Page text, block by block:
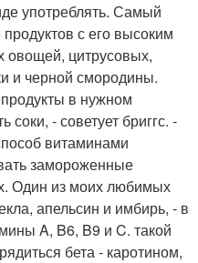
употреблять. Самый
с его высоким
овощей, цитрусовых,
и черной смородины.
в нужном
соки, - советует бриггс. -
витаминами
замороженные
Один из моих любимых
апельсин и имбирь, - в
A, B6, B9 и C. такой
бета - каротином,